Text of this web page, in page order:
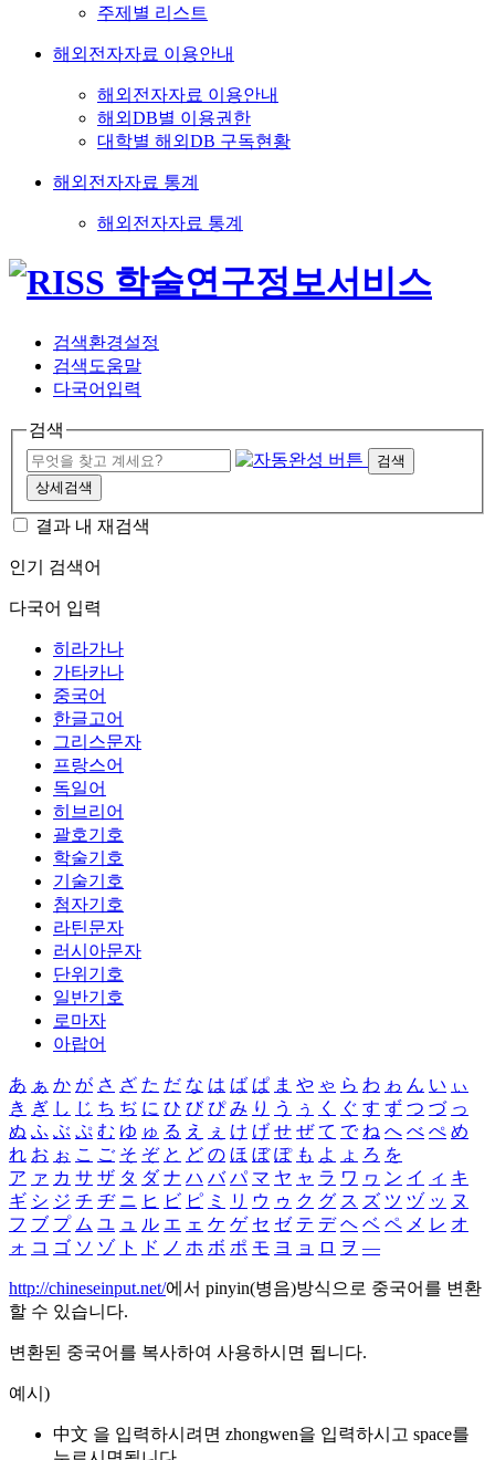
주제별 리스트
해외전자자료 이용안내
해외전자자료 이용안내
해외DB별 이용권한
대학별 해외DB 구독현황
해외전자자료 통계
해외전자자료 통계
검색환경설정
검색도움말
다국어입력
검색
검색
상세검색
결과 내 재검색
인기 검색어
다국어 입력
히라가나
가타카나
중국어
한글고어
그리스문자
프랑스어
독일어
히브리어
괄호기호
학술기호
기술기호
첨자기호
라틴문자
러시아문자
단위기호
일반기호
로마자
아랍어
あ ぁ か が さ ざ た だ な は ば ぱ ま や ゃ ら わ ゎ ん い ぃ
き ぎ し じ ち ぢ に ひ び ぴ み り う ぅ く ぐ す ず つ づ っ
ぬ ふ ぶ ぷ む ゆ ゅ る え ぇ け げ せ ぜ て で ね へ べ ぺ め
れ お ぉ こ ご そ ぞ と ど の ほ ぼ ぽ も よ ょ ろ を
ア ァ カ サ ザ タ ダ ナ ハ バ パ マ ヤ ャ ラ ワ ヮ ン イ ィ キ
ギ シ ジ チ ヂ ニ ヒ ビ ピ ミ リ ウ ゥ ク グ ス ズ ツ ヅ ッ ヌ
フ ブ プ ム ユ ュ ル エ ェ ケ ゲ セ ゼ テ デ ヘ ベ ペ メ レ オ
ォ コ ゴ ソ ゾ ト ド ノ ホ ボ ポ モ ヨ ョ ロ ヲ ―
http://chineseinput.net/에서 pinyin(병음)방식으로 중국어를 변환
할 수 있습니다.
변환된 중국어를 복사하여 사용하시면 됩니다.
예시)
中文 을 입력하시려면 zhongwen을 입력하시고 space를